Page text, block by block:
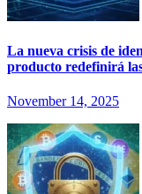
La nueva crisis de
producto redefinirá
November 14, 2025